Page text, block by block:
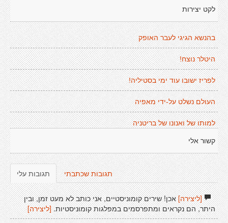
לקט יצירות
בהנשא הגיגי לעבר האופק
היטלר נוצח!
לפריז ישובו עוד ימי בסטיליה!
העולם נשלט על-ידי מאפיה
למותו של ואנונו של בריטניה
קשור אלי
תגובות עלי תגובות שכתבתי
[ליצירה]אכן! שירים קומוניסטיים, אני כותב לא מעט זמן, ובין
היתר, הם נקראים ומתפרסמים במפלגות קומוניסטיות. [ליצירה]